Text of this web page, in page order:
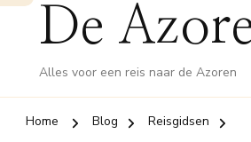
De
Alles voor een reis naar de Azoren
Home Blog
Reisgidsen